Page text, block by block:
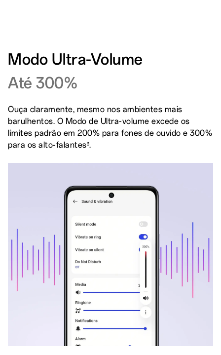
Modo Ultra-Volume
Até 300%
Ouça claramente, mesmo nos ambientes mais
barulhentos. O Modo de Ultra-volume excede os
limites padrão em 200% para fones de ouvido e 300%
para os alto-falantes3.